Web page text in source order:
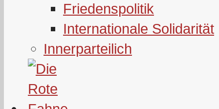
Friedenspolitik
Internationale Solidarität
Innerparteilich